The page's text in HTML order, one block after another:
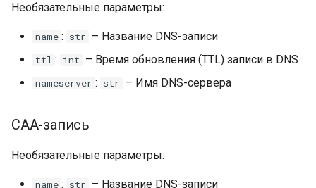
Необязательные параметры:
name : str – Название DNS-записи
ttl : int – Время обновления (TTL) записи в DNS
nameserver : str – Имя DNS-сервера
CAA-запись
Необязательные параметры:
name : str – Название DNS-записи